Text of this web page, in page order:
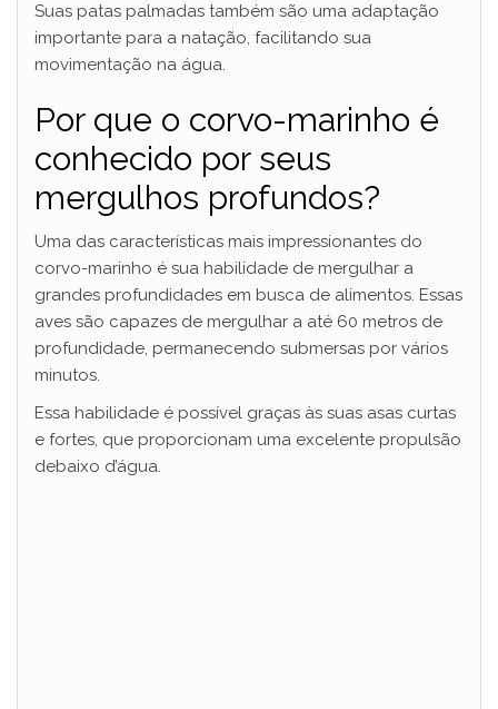
Suas patas palmadas também são uma adaptação
importante para a natação, facilitando sua
movimentação na água.
Por que o corvo-marinho é
conhecido por seus
mergulhos profundos?
Uma das características mais impressionantes do
corvo-marinho é sua habilidade de mergulhar a
grandes profundidades em busca de alimentos. Essas
aves são capazes de mergulhar a até 60 metros de
profundidade, permanecendo submersas por vários
minutos.
Essa habilidade é possível graças às suas asas curtas
e fortes, que proporcionam uma excelente propulsão
debaixo d’água.